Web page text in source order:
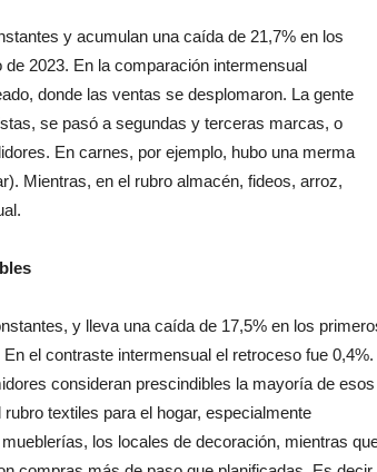
y acumulan una caída de 21,7% en los
2023. En la comparación intermensual
donde las ventas se desplomaron. La gente
se pasó a segundas y terceras marcas, o
En carnes, por ejemplo, hubo una merma
Mientras, en el rubro almacén, fideos, arroz,
y lleva una caída de 17,5% en los primeros
el contraste intermensual el retroceso fue 0,4%.
consideran prescindibles la mayoría de esos
textiles para el hogar, especialmente
los locales de decoración, mientras que,
compras más de paso que planificadas. Es decir,